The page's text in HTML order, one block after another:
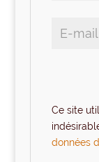
Ce site
données